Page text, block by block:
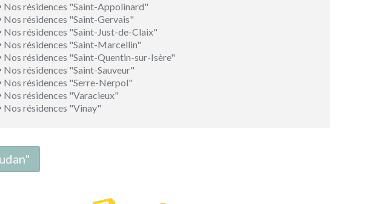
Nos résidences "Saint-Appolinard"
Nos résidences "Saint-Gervais"
Nos résidences "Saint-Just-de-Claix"
Nos résidences "Saint-Marcellin"
Nos résidences "Saint-Quentin-sur-Isère"
Nos résidences "Saint-Sauveur"
Nos résidences "Serre-Nerpol"
Nos résidences "Varacieux"
Nos résidences "Vinay"